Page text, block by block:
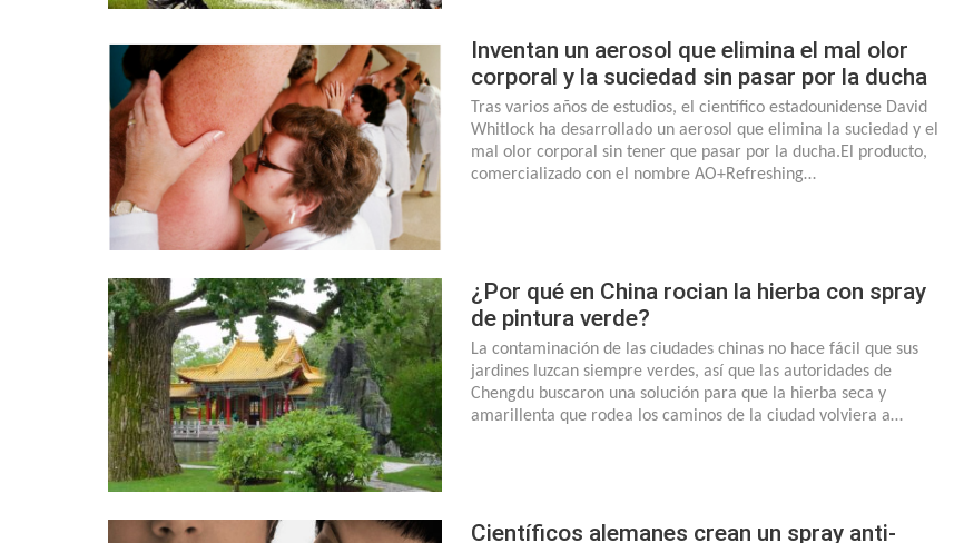
Inventan un aerosol que elimina el mal olor
corporal y la suciedad sin pasar por la ducha
Tras varios años de estudios, el científico estadounidense David
Whitlock ha desarrollado un aerosol que elimina la suciedad y el
mal olor corporal sin tener que pasar por la ducha.El producto,
comercializado con el nombre AO+Refreshing…
¿Por qué en China rocian la hierba con spray
de pintura verde?
La contaminación de las ciudades chinas no hace fácil que sus
jardines luzcan siempre verdes, así que las autoridades de
Chengdu buscaron una solución para que la hierba seca y
amarillenta que rodea los caminos de la ciudad volviera a…
Científicos alemanes crean un spray anti-